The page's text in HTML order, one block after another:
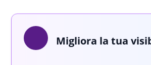
Migliora la tua